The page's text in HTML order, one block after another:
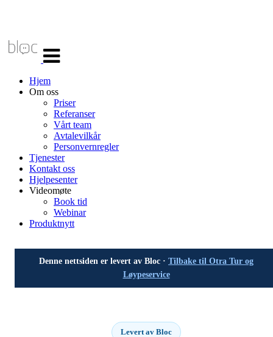
navigasjon
Hjem
Om oss
Priser
Referanser
Vårt team
Avtalevilkår
Personvernregler
Tjenester
Kontakt oss
Hjelpesenter
Videomøte
Book tid
Webinar
Produktnytt
Denne nettsiden er levert av Bloc · Tilbake til Otra Tur og
Løypeservice
Levert av Bloc